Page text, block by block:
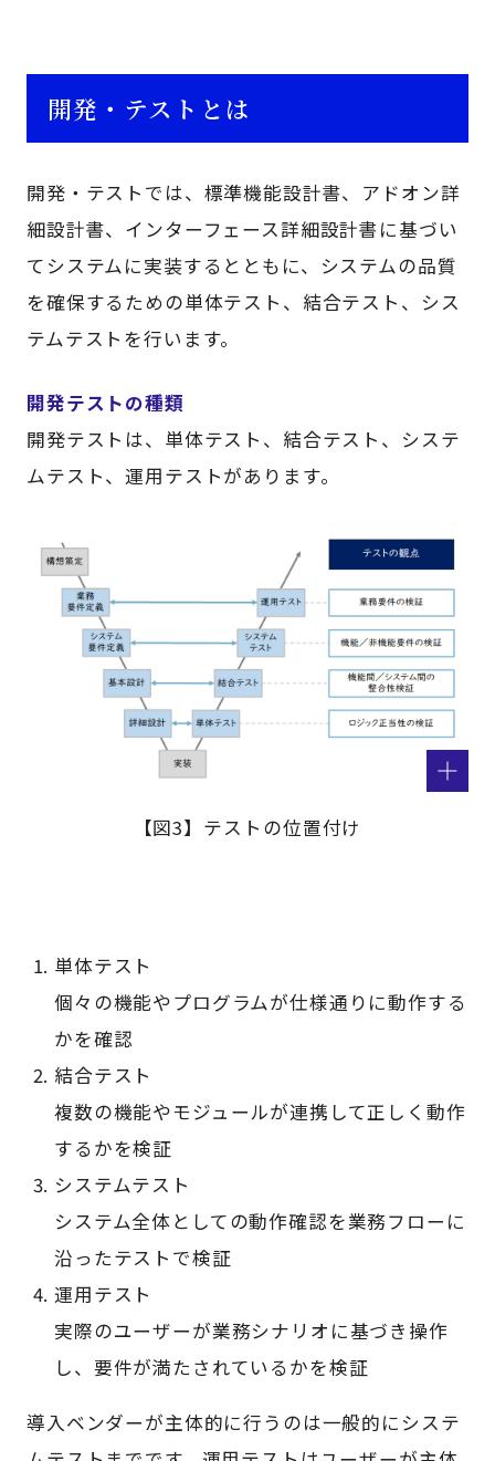
開発・テストとは
開発・テストでは、標準機能設計書、アドオン詳
細設計書、インターフェース詳細設計書に基づい
てシステムに実装するとともに、システムの品質
を確保するための単体テスト、結合テスト、シス
テムテストを行います。
開発テストの種類
開発テストは、単体テスト、結合テスト、システ
ムテスト、運用テストがあります。
【図3】テストの位置付け
単体テスト
個々の機能やプログラムが仕様通りに動作する
かを確認
結合テスト
複数の機能やモジュールが連携して正しく動作
するかを検証
システムテスト
システム全体としての動作確認を業務フローに
沿ったテストで検証
運用テスト
実際のユーザーが業務シナリオに基づき操作
し、要件が満たされているかを検証
導入ベンダーが主体的に行うのは一般的にシステ